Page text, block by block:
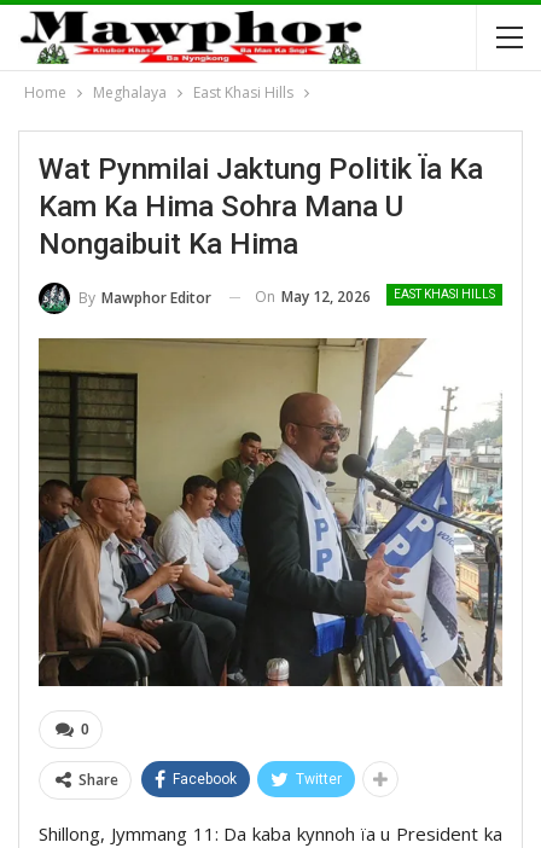
Home Meghalaya East Khasi Hills
Wat Pynmilai Jaktung Politik Ïa Ka
Kam Ka Hima Sohra Mana U
Nongaibuit Ka Hima
EAST KHASI HILLS
By Mawphor Editor On May 12, 2026
0
Share Facebook Twitter
Shillong, Jymmang 11: Da kaba kynnoh ïa u President ka